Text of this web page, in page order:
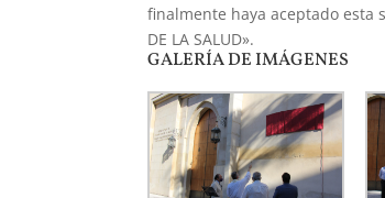
finalmente haya aceptado esta
DE LA SALUD».
GALERÍA DE IMÁGENES